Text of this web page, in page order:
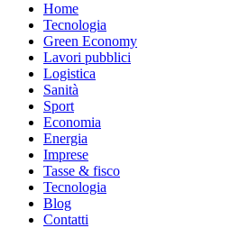
Home
Tecnologia
Green Economy
Lavori pubblici
Logistica
Sanità
Sport
Economia
Energia
Imprese
Tasse & fisco
Tecnologia
Blog
Contatti